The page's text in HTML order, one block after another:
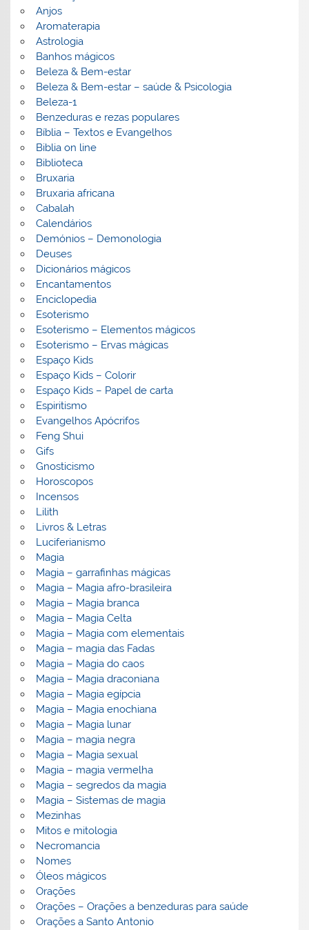
Anjos
Aromaterapia
Astrologia
Banhos mágicos
Beleza & Bem-estar
Beleza & Bem-estar – saúde & Psicologia
Beleza-1
Benzeduras e rezas populares
Bíblia – Textos e Evangelhos
Biblia on line
Biblioteca
Bruxaria
Bruxaria africana
Cabalah
Calendários
Demónios – Demonologia
Deuses
Dicionários mágicos
Encantamentos
Enciclopedia
Esoterismo
Esoterismo – Elementos mágicos
Esoterismo – Ervas mágicas
Espaço Kids
Espaço Kids – Colorir
Espaço Kids – Papel de carta
Espiritismo
Evangelhos Apócrifos
Feng Shui
Gifs
Gnosticismo
Horoscopos
Incensos
Lilith
Livros & Letras
Luciferianismo
Magia
Magia – garrafinhas mágicas
Magia – Magia afro-brasileira
Magia – Magia branca
Magia – Magia Celta
Magia – Magia com elementais
Magia – magia das Fadas
Magia – Magia do caos
Magia – Magia draconiana
Magia – Magia egípcia
Magia – Magia enochiana
Magia – Magia lunar
Magia – magia negra
Magia – Magia sexual
Magia – magia vermelha
Magia – segredos da magia
Magia – Sistemas de magia
Mezinhas
Mitos e mitologia
Necromancia
Nomes
Óleos mágicos
Orações
Orações – Orações a benzeduras para saúde
Orações a Santo Antonio